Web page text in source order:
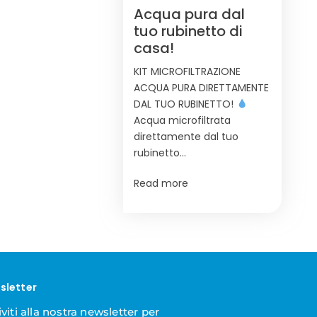
Acqua pura dal
tuo rubinetto di
casa!
KIT MICROFILTRAZIONE
ACQUA PURA DIRETTAMENTE
DAL TUO RUBINETTO!
Acqua microfiltrata
direttamente dal tuo
rubinetto…
Read more
alla nostra newsletter per